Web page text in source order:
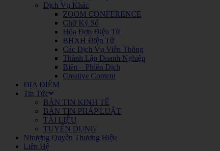
Dịch Vụ Khác
ZOOM CONFERENCE
Chữ Ký Số
Hóa Đơn Điện Tử
BHXH Điện Tử
Các Dịch Vụ Viễn Thông
Thành Lập Doanh Nghiệp
Biên – Phiên Dịch
Creative Content
ĐỊA ĐIỂM
Tin Tức
BẢN TIN KINH TẾ
BẢN TIN PHÁP LUẬT
TÀI LIỆU
TUYỂN DỤNG
Nhượng Quyền Thương Hiệu
Liên Hệ